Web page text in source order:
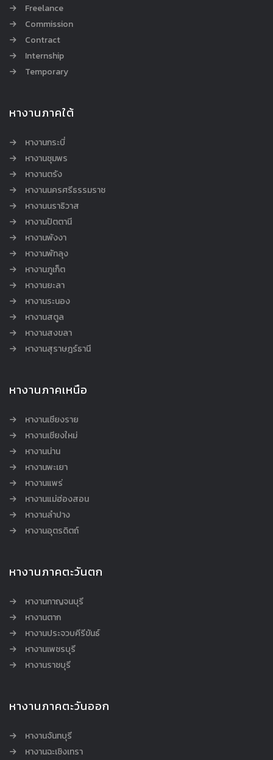
Freelance
Commission
Contract
Internship
Temporary
หางานภาคใต้
หางานกระบี่
หางานชุมพร
หางานตรัง
หางานนครศรีธรรมราช
หางานนราธิวาส
หางานปัตตานี
หางานพังงา
หางานพัทลุง
หางานภูเก็ต
หางานยะลา
หางานระนอง
หางานสตูล
หางานสงขลา
หางานสุราษฎร์ธานี
หางานภาคเหนือ
หางานเชียงราย
หางานเชียงใหม่
หางานน่าน
หางานพะเยา
หางานแพร่
หางานแม่ฮ่องสอน
หางานลำปาง
หางานอุตรดิตถ์
หางานภาคตะวันตก
หางานกาญจนบุรี
หางานตาก
หางานประจวบคีรีขันธ์
หางานเพชรบุรี
หางานราชบุรี
หางานภาคตะวันออก
หางานจันทบุรี
หางานฉะเชิงเทรา